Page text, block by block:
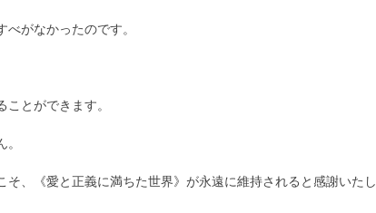
がなかったのです。
とができます。
、《愛と正義に満ちた世界》が永遠に維持されると感謝いたし